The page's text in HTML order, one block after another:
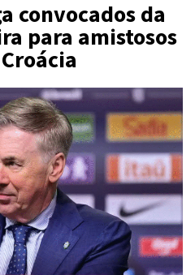
convocados da
para amistosos